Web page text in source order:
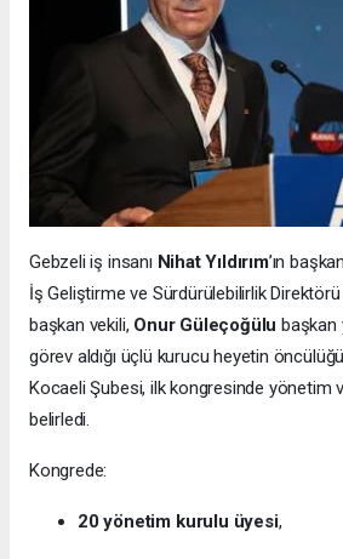
Gebzeli iş insanı Nihat Yıldırım’ın
İş Geliştirme ve Sürdürülebilirlik Direktörü
başkan vekili, Onur Güleçoğülu başkan
görev aldığı üçlü kurucu heyetin
Kocaeli Şubesi, ilk kongresinde yönetim
belirledi.
Kongrede:
20 yönetim kurulu üyesi,